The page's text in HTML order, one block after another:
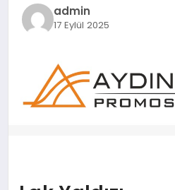
SPOR
YAŞAM
admin
17 Eylül 2025